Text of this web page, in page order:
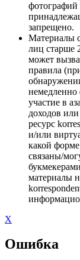
фотографий
запрещено.
Материалы
лиц старше
может
правила
немедленно
участие в
доходов
ресурс
и/или
какой
связаны/
материалы
X
Ошибка